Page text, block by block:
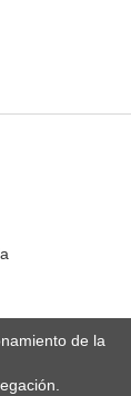
de la